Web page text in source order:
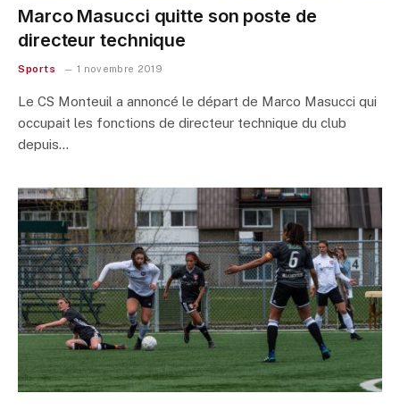
Marco Masucci quitte son poste de
directeur technique
Sports 1 novembre 2019
Le CS Monteuil a annoncé le départ de Marco Masucci qui
occupait les fonctions de directeur technique du club
depuis…